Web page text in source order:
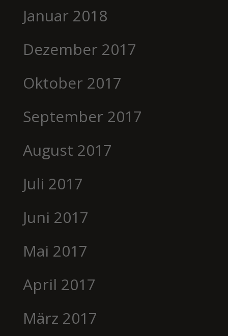
Januar 2018
Dezember 2017
Oktober 2017
September 2017
August 2017
Juli 2017
Juni 2017
Mai 2017
April 2017
März 2017